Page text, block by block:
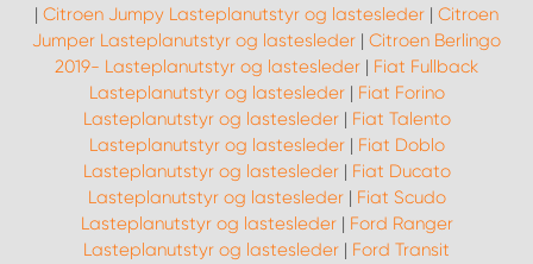
| Citroen Jumpy Lasteplanutstyr og lastesleder | Citroen
Jumper Lasteplanutstyr og lastesleder | Citroen Berlingo
2019- Lasteplanutstyr og lastesleder | Fiat Fullback
Lasteplanutstyr og lastesleder| Fiat Forino
Lasteplanutstyr og lastesleder| Fiat Talento
Lasteplanutstyr og lastesleder| Fiat Doblo
Lasteplanutstyr og lastesleder| Fiat Ducato
Lasteplanutstyr og lastesleder| Fiat Scudo
Lasteplanutstyr og lastesleder| Ford Ranger
Lasteplanutstyr og lastesleder | Ford Transit